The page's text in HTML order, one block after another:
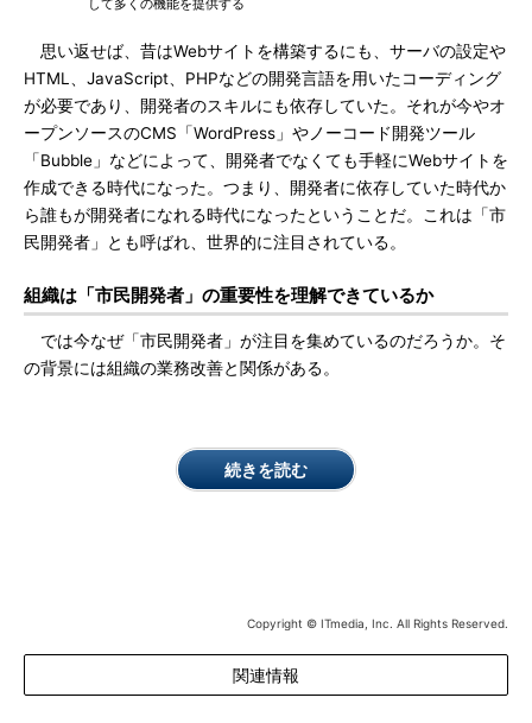
して多くの機能を提供する
思い返せば、昔はWebサイトを構築するにも、サーバの設定や
HTML、JavaScript、PHPなどの開発言語を用いたコーディング
が必要であり、開発者のスキルにも依存していた。それが今やオ
ープンソースのCMS「WordPress」やノーコード開発ツール
「Bubble」などによって、開発者でなくても手軽にWebサイトを
作成できる時代になった。つまり、開発者に依存していた時代か
ら誰もが開発者になれる時代になったということだ。これは「市
民開発者」とも呼ばれ、世界的に注目されている。
組織は「市民開発者」の重要性を理解できているか
では今なぜ「市民開発者」が注目を集めているのだろうか。そ
の背景には組織の業務改善と関係がある。
続きを読む
Copyright © ITmedia, Inc. All Rights Reserved.
関連情報